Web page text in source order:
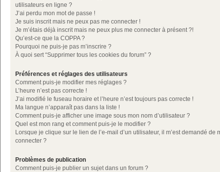
utilisateurs en ligne ?
J’ai perdu mon mot de passe !
Je suis inscrit mais ne peux pas me connecter !
Je m’étais déjà inscrit mais ne peux plus me connecter à présent ?!
Qu’est-ce que la COPPA ?
Pourquoi ne puis-je pas m’inscrire ?
À quoi sert “Supprimer tous les cookies du forum” ?
Préférences et réglages des utilisateurs
Comment puis-je modifier mes réglages ?
L’heure n’est pas correcte !
J’ai modifié le fuseau horaire et l’heure n’est toujours pas correcte !
Ma langue n’apparaît pas dans la liste !
Comment puis-je afficher une image sous mon nom d’utilisateur ?
Quel est mon rang et comment puis-je le modifier ?
Lorsque je clique sur le lien de l’e-mail d’un utilisateur, il m’est demandé de
connecter ?
Problèmes de publication
Comment puis-je publier un sujet dans un forum ?